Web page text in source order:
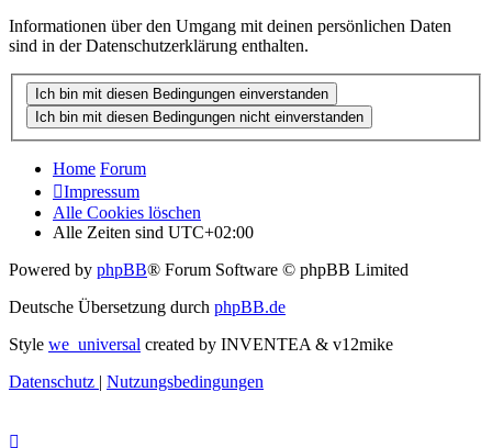
Informationen über den Umgang mit deinen persönlichen Daten
sind in der Datenschutzerklärung enthalten.
Home Forum
Impressum
Alle Cookies löschen
Alle Zeiten sind UTC+02:00
Powered by phpBB® Forum Software © phpBB Limited
Deutsche Übersetzung durch phpBB.de
Style we_universal created by INVENTEA & v12mike
Datenschutz | Nutzungsbedingungen